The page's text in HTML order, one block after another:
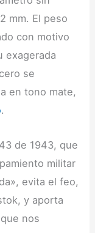
mm. El peso
con motivo
exagerada
se
en tono mate,
.
de 1943, que
militar
evita el feo,
y aporta
nos